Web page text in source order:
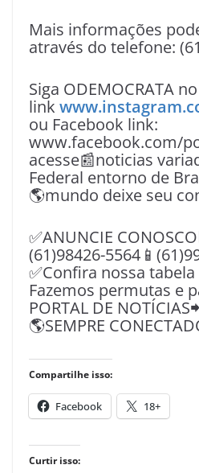
Mais informações
através do telefone:
Siga ODEMOCRATA
link
ou Facebook link:
www.facebook.com/
acesse📰noticias
Federal entorno de
🌎mundo deixe seu
✅ANUNCIE
(61)98426-
✅Confira nossa
Fazemos permutas e
PORTAL DE
🌎SEMPRE
Compartilhe isso:
Facebook 18+
Curtir isso: